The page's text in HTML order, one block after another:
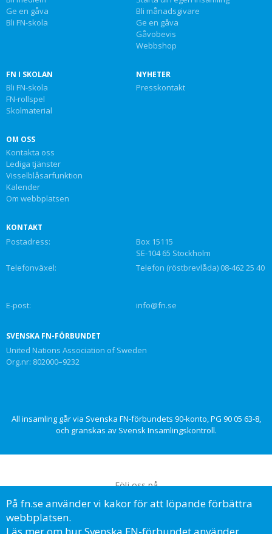
Ge en gåva
Bli FN-skola
Bli månadsgivare
Ge en gåva
Gåvobevis
Webbshop
FN I SKOLAN
Bli FN-skola
FN-rollspel
Skolmaterial
NYHETER
Presskontakt
OM OSS
Kontakta oss
Lediga tjänster
Visselblåsarfunktion
Kalender
Om webbplatsen
KONTAKT
Postadress:
Box 15115
SE-104 65 Stockholm
Telefonväxel:
Telefon (röstbrevlåda) 08-462 25 40
E-post: info@fn.se
SVENSKA FN-FÖRBUNDET
United Nations Association of Sweden
Org.nr: 802000–9232
All insamling går via Svenska FN-förbundets 90-konto, PG 90 05 63-8,
och granskas av Svensk Insamlingskontroll.
Följ oss på
På fn.se använder vi kakor för att löpande förbättra
webbplatsen.